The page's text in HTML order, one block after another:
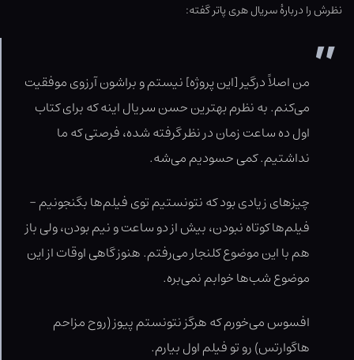
نظرش را دربارۀ سریال هری پاتر گفته:
من اصلاً درگیر [این پروژه] نیستم و براشون آرزوی موفقیت
می‌کنم. به نظرم بهترین حسن سریال اینه که برای کتاب
اول ده ساعت زمان در نظر گرفته شده، فرصتی که ما
نداشتیم. کمی حسودیم می‌شه.
چیزهای زیادی بود که نتونستیم توی فیلم‌ها بگنجونیم –
فیلم‌ها کوتاه نبودن، بیش از دو ساعت و نیم بودن، ولی باز
هم با این موضوع کلنجار می‌رفتم. هنوز گاهی اوقات از این
موضوع شب‌ها خوابم نمی‌بره.
افسوس می‌خورم که هرگز نتونستم پیوز (روح مزاحم
هاگوارتس) رو تو فیلم اول بیارم.